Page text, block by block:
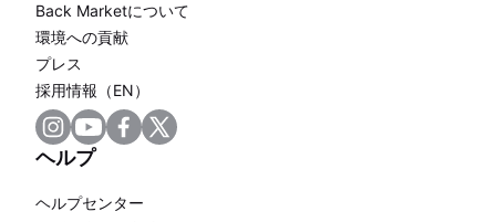
Back Marketについて
環境への貢献
プレス
採用情報（EN）
ヘルプ
ヘルプセンター